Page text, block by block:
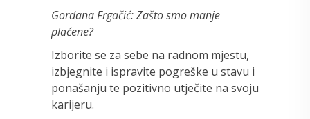
Gordana Frgačić: Zašto smo manje
plaćene?
Izborite se za sebe na radnom mjestu,
izbjegnite i ispravite pogreške u stavu i
ponašanju te pozitivno utječite na svoju
karijeru.